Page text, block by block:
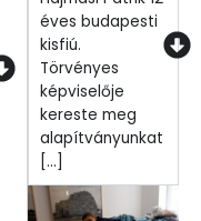
éves budapesti
kisfiú.
Törvényes
képviselője
kereste meg
alapítványunkat
[...]